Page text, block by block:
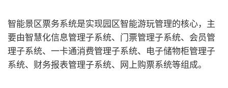
智能景区票务系统是实现园区智能游玩管理的核心，主
要由智慧化信息管理子系统、门票管理子系统、会员管
理子系统、一卡通消费管理子系统、电子储物柜管理子
系统、财务报表管理子系统、网上购票系统等组成。